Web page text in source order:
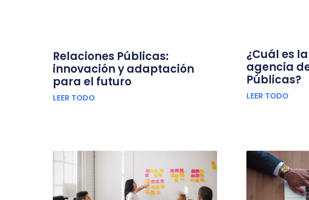
Relaciones Públicas:
innovación y adaptación
para el futuro
LEER TODO
¿Cuál es
agencia
Públicas?
LEER TODO